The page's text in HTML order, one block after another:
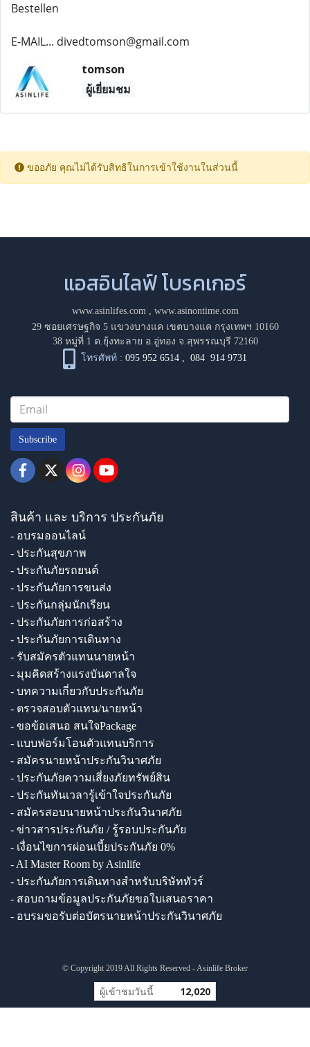
Bestellen
E-MAIL... divedtomson@gmail.com
tomson
ผู้เยี่ยมชม
ขออภัย คุณไม่ได้รับสิทธิในการเข้าใช้งานในส่วนนี้
แอสอินไลฟ์ โบรคเกอร์
www.asinlifes.com, www.asinontime.com
29 ซอยเศรษฐกิจ 5 แขวงบางแค เขตบางแค กรุงเทพฯ 10160
38 หมู่ที่ 1 ต.ยุ้งทะลาย อ.อู่ทอง จ.สุพรรณบุรี 72160
โทรศัพท์ : 095 952 6514 ,084 914 9731
Subscribe
สินค้า และ บริการ ประกันภัย
- อบรมออนไลน์
- ประกันสุขภาพ
- ประกันภัยรถยนต์
- ประกันภัยการขนส่ง
- ประกันกลุ่มนักเรียน
- ประกันภัยการก่อสร้าง
- ประกันภัยการเดินทาง
- รับสมัครตัวแทนนายหน้า
- มุมคิดสร้างแรงบันดาลใจ
- บทความเกี่ยวกับประกันภัย
- ตรวจสอบตัวแทน/นายหน้า
- ขอข้อเสนอ สนใจPackage
- แบบฟอร์มโอนตัวแทนบริการ
- สมัครนายหน้าประกันวินาศภัย
- ประกันภัยความเสี่ยงภัยทรัพย์สิน
- ประกันทันเวลารู้เข้าใจประกันภัย
- สมัครสอบนายหน้าประกันวินาศภัย
- ข่าวสารประกันภัย / รู้รอบประกันภัย
- เงื่อนไขการผ่อนเบี้ยประกันภัย 0%
- AI Master Room by Asinlife
- ประกันภัยการเดินทางสำหรับบริษัททัวร์
- สอบถามข้อมูลประกันภัยขอใบเสนอราคา
- อบรมขอรับต่อบัตรนายหน้าประกันวินาศภัย
© Copyright 2019 All Rights Reserved - Asinlife Broker
ผู้เข้าชมวันนี้ 12,020